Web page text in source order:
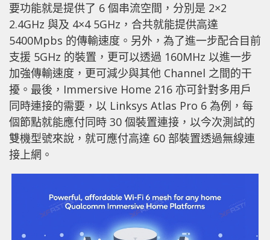
要功能就是提供了 6 個串流空間，分別是 2×2
2.4GHz 與及 4×4 5GHz，合共就能提供高達
5400Mpbs 的傳輸速度。另外，為了進一步配合目前
支援 5GHz 的裝置，更可以透過 160MHz 以進一步
加強傳輸速度，更可減少與其他 Channel 之間的干
擾。最後，Immersive Home 216 亦可針對多用戶
同時連接的需要，以 Linksys Atlas Pro 6 為例，每
個節點就能應付同時 30 個裝置連接，以今次測試的
雙機型號來說，就可應付高達 60 部裝置透過無線連
接上網。